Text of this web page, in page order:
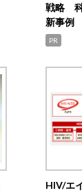
戦略 科
新事例
PR
HIV/エ